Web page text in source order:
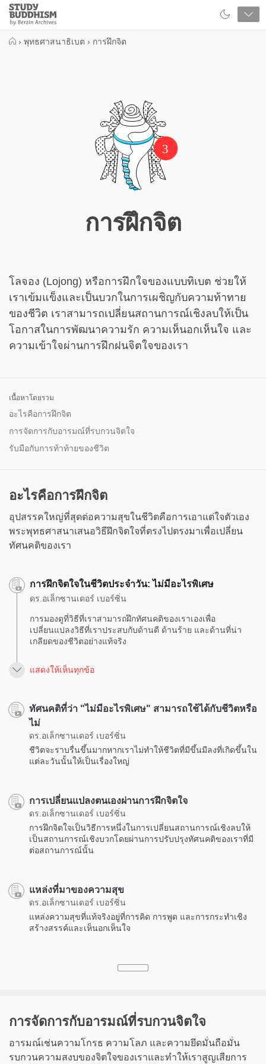
Close
Study
Buddhism
› พุทธศาสนาธิเบต › การฝึกจิต
3
การฝึกจิต
โลจอง (Lojong) หรือการฝึกใจของแบบทิเบต ช่วยให้
เราเข้มแข็งและเป็นบวกในการเผชิญกับความท้าทาย
ของชีวิต เราสามารถเปลี่ยนสถานการณ์เชิงลบให้เป็น
โอกาสในการพัฒนาความรัก ความเห็นอกเห็นใจ และ
ความเข้าใจผ่านการฝึกฝนจิตใจของเรา
เนื้อหาโดยรวม
อะไรคือการฝึกจิต
การจัดการกับอารมณ์ที่รบกวนจิตใจ
รับมือกับการท้าท้ายของชีวิต
อะไรคือการฝึกจิต
อุปสรรคใหญ่ที่สุดต่อความสุขในชีวิตคือการเอาแต่ใจตัวเอง
พระพุทธศาสนาเสนอวิธีฝึกจิตใจที่ตรงไปตรงมาเพื่อเปลี่ยน
ทัศนคติของเรา
การฝึกจิตใจในชีวิตประจำวัน: ไม่มีอะไรพิเศษ
ดร.อเล็กซานเดอร์ เบอร์ซิ่น
การมองดูที่วิธีที่เราสามารถฝึกทัศนคติของเราเองเพื่อ
เปลี่ยนแปลงวิธีที่เราประสบกับด้านดี ด้านร้าย และด้านที่น่า
เกลียดของชีวิตอย่างแท้จริง
แสดงให้เห็นทุกข้อ
ทัศนคติที่ว่า "ไม่มีอะไรพิเศษ" สามารถใช้ได้กับชีวิตหรือ
ไม่
ดร.อเล็กซานเดอร์ เบอร์ซิ่น
ชีวิตจะราบรื่นขึ้นมากหากเราไม่ทำให้ชีวิตที่มีขึ้นมีลงที่เกิดขึ้นใน
แต่ละวันนั้นให้เป็นเรื่องใหญ่
การเปลี่ยนแปลงตนเองผ่านการฝึกจิตใจ
ดร.อเล็กซานเดอร์ เบอร์ซิ่น
การฝึกจิตใจเป็นวิธีการหนึ่งในการเปลี่ยนสถานการณ์เชิงลบให้
เป็นสถานการณ์เชิงบวกโดยผ่านการปรับปรุงทัศนคติของเราที่มี
ต่อสถานการณ์นั้น
แหล่งที่มาของความสุข
ดร.อเล็กซานเดอร์ เบอร์ซิ่น
แหล่งความสุขที่แท้จริงอยู่ที่การคิด การพูด และการกระทำเชิง
สร้างสรรค์และเห็นอกเห็นใจ
การจัดการกับอารมณ์ที่รบกวนจิตใจ
อารมณ์เช่นความโกรธ ความโลภ และความยึดมั่นถือมั่น
รบกวนความสงบของจิตใจของเราและทำให้เราสูญเสียการ